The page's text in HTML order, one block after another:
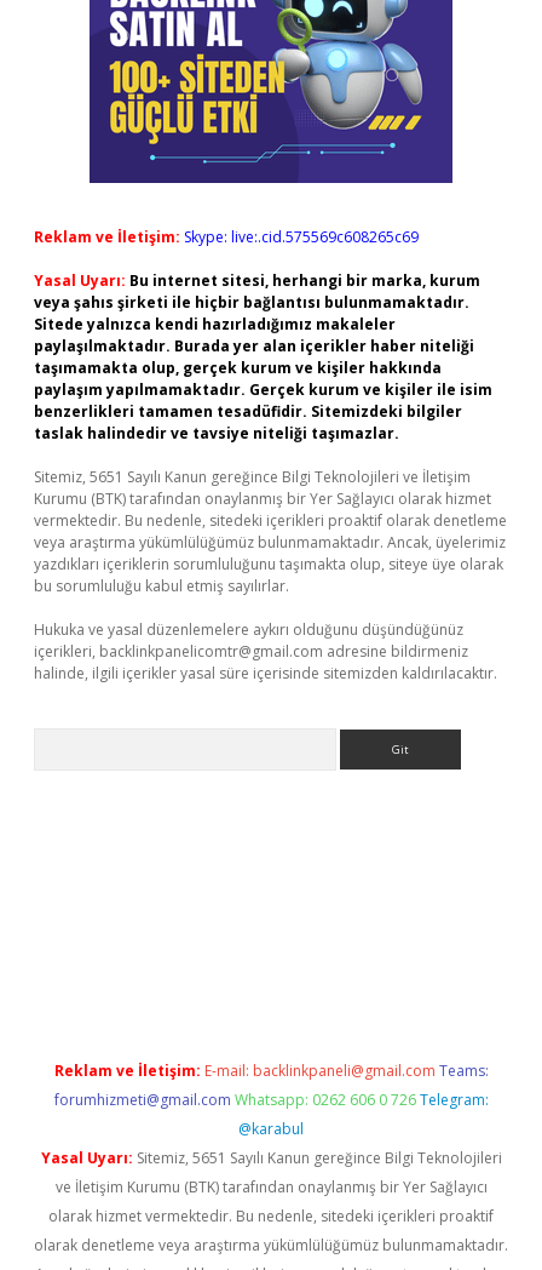
Reklam ve İletişim: Skype: live:.cid.575569c608265c69
Yasal Uyarı: Bu internet sitesi, herhangi bir marka, kurum
veya şahıs şirketi ile hiçbir bağlantısı bulunmamaktadır.
Sitede yalnızca kendi hazırladığımız makaleler
paylaşılmaktadır. Burada yer alan içerikler haber niteliği
taşımamakta olup, gerçek kurum ve kişiler hakkında
paylaşım yapılmamaktadır. Gerçek kurum ve kişiler ile isim
benzerlikleri tamamen tesadüfidir. Sitemizdeki bilgiler
taslak halindedir ve tavsiye niteliği taşımazlar.
Sitemiz, 5651 Sayılı Kanun gereğince Bilgi Teknolojileri ve İletişim
Kurumu (BTK) tarafından onaylanmış bir Yer Sağlayıcı olarak hizmet
vermektedir. Bu nedenle, sitedeki içerikleri proaktif olarak denetleme
veya araştırma yükümlülüğümüz bulunmamaktadır. Ancak, üyelerimiz
yazdıkları içeriklerin sorumluluğunu taşımakta olup, siteye üye olarak
bu sorumluluğu kabul etmiş sayılırlar.
Hukuka ve yasal düzenlemelere aykırı olduğunu düşündüğünüz
içerikleri, backlinkpanelicomtr@gmail.com adresine bildirmeniz
halinde, ilgili içerikler yasal süre içerisinde sitemizden kaldırılacaktır.
Reklam ve İletişim: E-mail: backlinkpaneli@gmail.com Teams:
forumhizmeti@gmail.com Whatsapp: 0262 606 0 726 Telegram:
@karabul
Yasal Uyarı: Sitemiz, 5651 Sayılı Kanun gereğince Bilgi Teknolojileri
ve İletişim Kurumu (BTK) tarafından onaylanmış bir Yer Sağlayıcı
olarak hizmet vermektedir. Bu nedenle, sitedeki içerikleri proaktif
olarak denetleme veya araştırma yükümlülüğümüz bulunmamaktadır.